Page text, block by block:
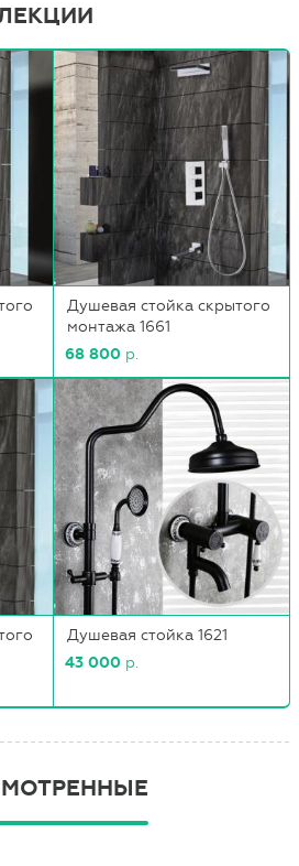
Душевая стойка скрытого
монтажа 1661
68 800 р.
Душевая стойка 1621
43 000 р.